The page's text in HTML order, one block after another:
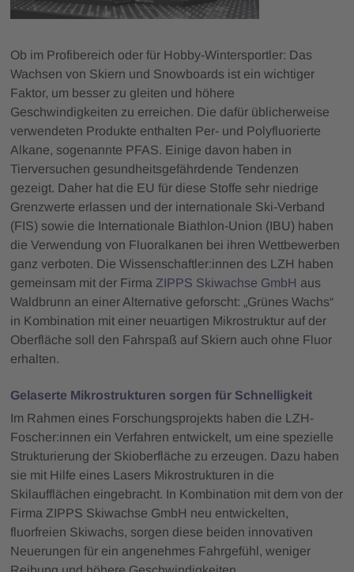
Ob im Profibereich oder für Hobby-Wintersportler: Das
Wachsen von Skiern und Snowboards ist ein wichtiger
Faktor, um besser zu gleiten und höhere
Geschwindigkeiten zu erreichen. Die dafür üblicherweise
verwendeten Produkte enthalten Per- und Polyfluorierte
Alkane, sogenannte PFAS. Einige davon haben in
Tierversuchen gesundheitsgefährdende Tendenzen
gezeigt. Daher hat die EU für diese Stoffe sehr niedrige
Grenzwerte erlassen und der internationale Ski-Verband
(FIS) sowie die Internationale Biathlon-Union (IBU) haben
die Verwendung von Fluoralkanen bei ihren Wettbewerben
ganz verboten. Die Wissenschaftler:innen des LZH haben
gemeinsam mit der Firma ZIPPS Skiwachse GmbH aus
Waldbrunn an einer Alternative geforscht: „Grünes Wachs“
in Kombination mit einer neuartigen Mikrostruktur auf der
Oberfläche soll den Fahrspaß auf Skiern auch ohne Fluor
erhalten.
Gelaserte Mikrostrukturen sorgen für Schnelligkeit
Im Rahmen eines Forschungsprojekts haben die LZH-
Foscher:innen ein Verfahren entwickelt, um eine spezielle
Strukturierung der Skioberfläche zu erzeugen. Dazu haben
sie mit Hilfe eines Lasers Mikrostrukturen in die
Skilaufflächen eingebracht. In Kombination mit dem von der
Firma ZIPPS Skiwachse GmbH neu entwickelten,
fluorfreien Skiwachs, sorgen diese beiden innovativen
Neuerungen für ein angenehmes Fahrgefühl, weniger